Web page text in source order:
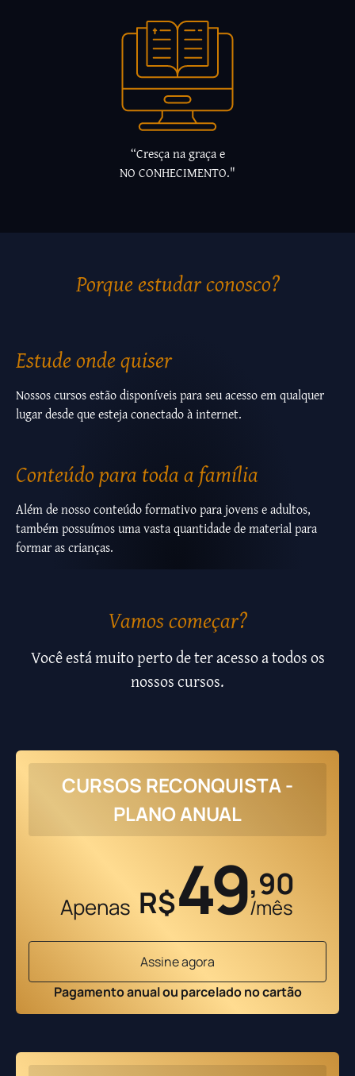
“Cresça na graça e
NO CONHECIMENTO."
Porque estudar conosco?
Estude onde quiser
Nossos cursos estão disponíveis para seu acesso em qualquer
lugar desde que esteja conectado à internet.
Conteúdo para toda a família
Além de nosso conteúdo formativo para jovens e adultos,
também possuímos uma vasta quantidade de material para
formar as crianças.
Vamos começar?
Você está muito perto de ter acesso a todos os
nossos cursos.
CURSOS RECONQUISTA -
PLANO ANUAL
Apenas R$49,90
/mês
Assine agora
Pagamento anual ou parcelado no cartão